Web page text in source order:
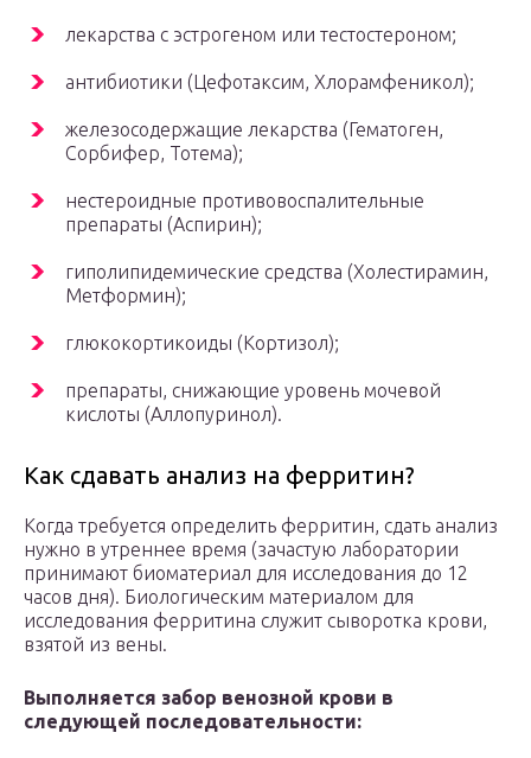
лекарства с эстрогеном или тестостероном;
антибиотики (Цефотаксим, Хлорамфеникол);
железосодержащие лекарства (Гематоген,
Сорбифер, Тотема);
нестероидные противовоспалительные
препараты (Аспирин);
гиполипидемические средства (Холестирамин,
Метформин);
глюкокортикоиды (Кортизол);
препараты, снижающие уровень мочевой
кислоты (Аллопуринол).
Как сдавать анализ на ферритин?
Когда требуется определить ферритин, сдать анализ
нужно в утреннее время (зачастую лаборатории
принимают биоматериал для исследования до 12
часов дня). Биологическим материалом для
исследования ферритина служит сыворотка крови,
взятой из вены.
Выполняется забор венозной крови в
следующей последовательности: